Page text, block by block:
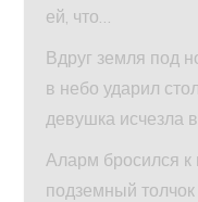
ей, что…
Вдруг земля под
в небо ударил
девушка исчезла
Аларм бросился
подземный толчок